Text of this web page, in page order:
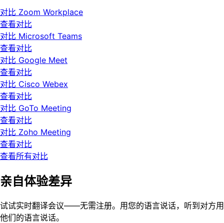
对比 Zoom Workplace
查看对比
对比 Microsoft Teams
查看对比
对比 Google Meet
查看对比
对比 Cisco Webex
查看对比
对比 GoTo Meeting
查看对比
对比 Zoho Meeting
查看对比
查看所有对比
亲自体验差异
试试实时翻译会议——无需注册。用您的语言说话，听到对方用
他们的语言说话。